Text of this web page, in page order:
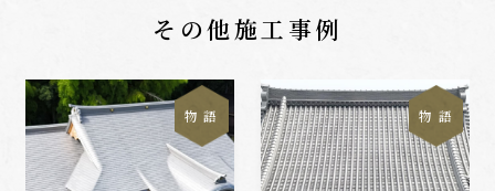
その他施工事例
物 語 物 語